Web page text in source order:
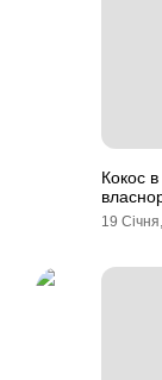
Кокос
19